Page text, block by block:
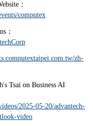
：
computex
：
zh-
Tsai on Business AI
2025-05-20/advantech-
video